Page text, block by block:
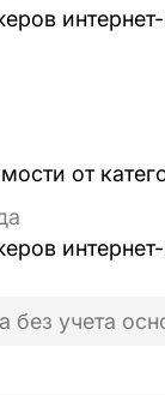
от
без учета